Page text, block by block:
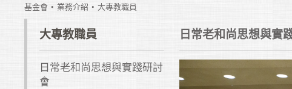
基金會 業務介紹 大專教職員
大專教職員
日常老和尚思想與實踐研討
會
日常老和尚思想與實